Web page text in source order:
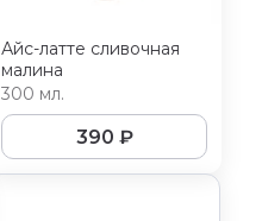
Айс-латте сливочная
малина
300 мл.
390 ₽